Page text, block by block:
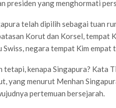
presiden yang menghormati
telah dipilih sebagai tuan
Korut dan Korsel, tempat
Swiss, negara tempat Kim empat
tetapi, kenapa Singapura? Kata
yang menurut Menhan
pertemuan bersejarah.